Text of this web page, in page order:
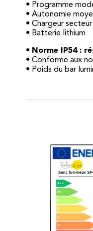
• Programme
• Autonomie
• Chargeur
• Batterie lithium
• Norme IP54 :
• Conforme aux
• Poids du bar